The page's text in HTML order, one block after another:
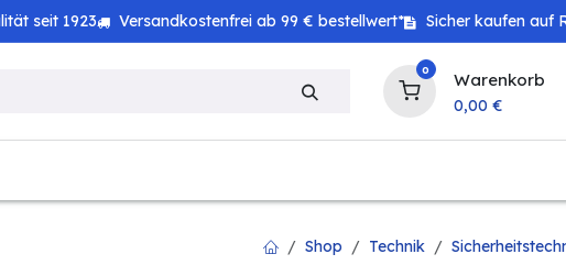
seit 1923 Versandkostenfrei ab 99 € bestellwert* Sicher kaufen auf
0 Warenkorb
0,00 €
Shop Technik